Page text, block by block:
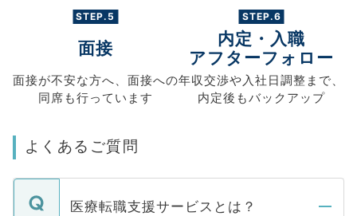
STEP.5
面接
面接が不安な方へ、 面接への
同席も行っています
STEP.6
内定・入職
アフターフォロー
年収交渉や入社日調整まで、
内定後もバックアップ
よくあるご質問
医療転職支援サービスとは？